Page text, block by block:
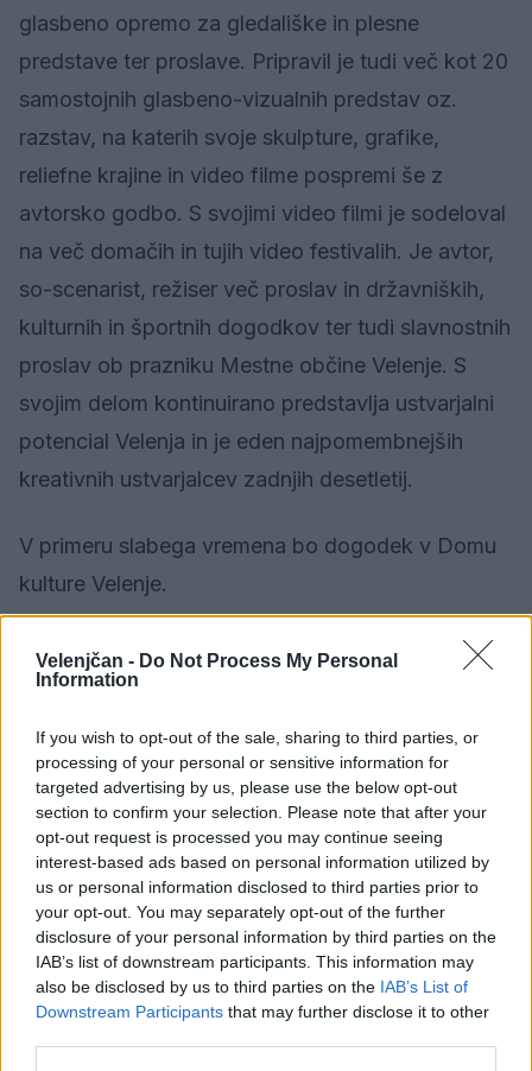
Velenjčan - Do Not Process My Personal
Information
If you wish to opt-out of the sale, sharing to third parties, or
processing of your personal or sensitive information for
targeted advertising by us, please use the below opt-out
section to confirm your selection. Please note that after your
opt-out request is processed you may continue seeing
interest-based ads based on personal information utilized by
us or personal information disclosed to third parties prior to
your opt-out. You may separately opt-out of the further
disclosure of your personal information by third parties on the
IAB’s list of downstream participants. This information may
also be disclosed by us to third parties on the IAB’s List of
Downstream Participants that may further disclose it to other
glasbeno opremo za gledališke in plesne
predstave ter proslave. Pripravil je tudi več kot 20
samostojnih glasbeno-vizualnih predstav oz.
razstav, na katerih svoje skulpture, grafike,
reliefne krajine in video filme pospremi še z
avtorsko godbo. S svojimi video filmi je sodeloval
na več domačih in tujih video festivalih. Je avtor,
so-scenarist, režiser več proslav in državniških,
kulturnih in športnih dogodkov ter tudi slavnostnih
proslav ob prazniku Mestne občine Velenje. S
svojim delom kontinuirano predstavlja ustvarjalni
potencial Velenja in je eden najpomembnejših
kreativnih ustvarjalcev zadnjih desetletij.
V primeru slabega vremena bo dogodek v Domu
kulture Velenje.